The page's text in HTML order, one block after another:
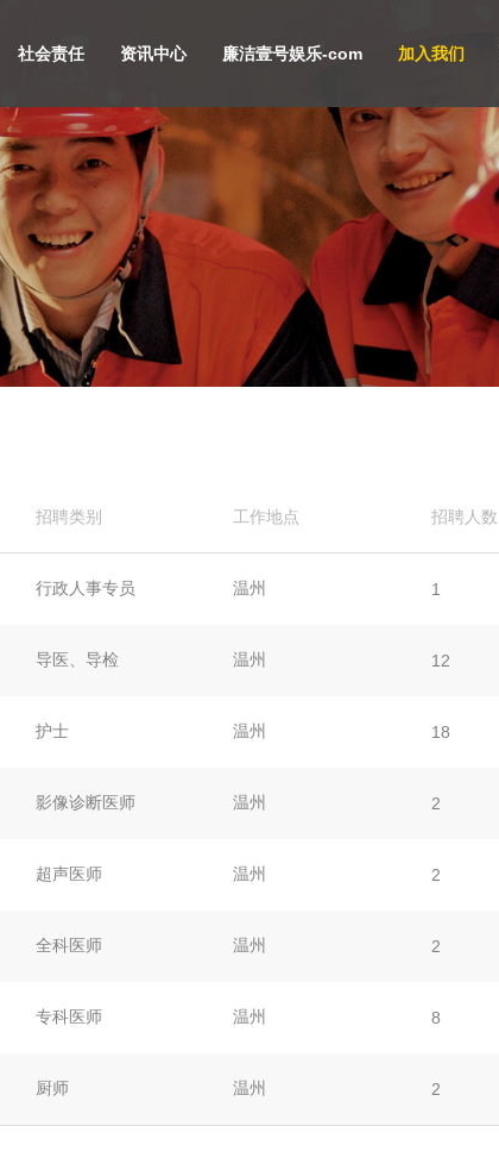
社会责任 资讯中心 廉洁壹号娱乐-com 加入我们
招聘类别 工作地点 招聘人数
行政人事专员 温州 1
导医、导检 温州 12
护士 温州 18
影像诊断医师 温州 2
超声医师 温州 2
全科医师 温州 2
专科医师 温州 8
厨师 温州 2